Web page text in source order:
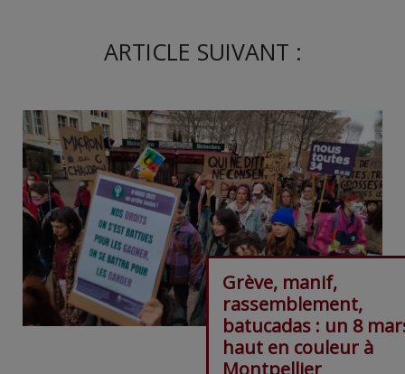
ARTICLE SUIVANT :
Grève, manif,
rassemblement,
batucadas : un 8
haut en couleur à
Montpellier